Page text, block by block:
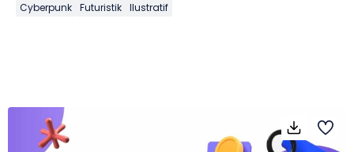
Cyberpunk Futuristik Ilustratif